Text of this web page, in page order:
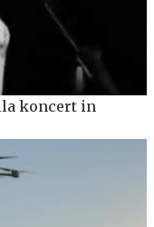
koncert in